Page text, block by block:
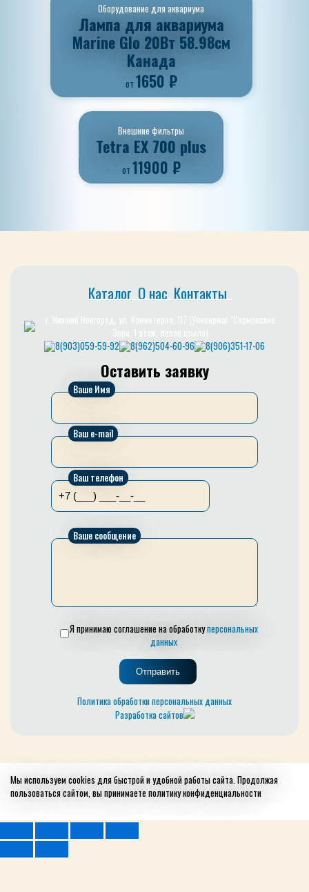
Оборудование для аквариума
Лампа для аквариума
Marine Glo 20Вт 58.98см
Канада
от 1650 ₽
Внешние фильтры
Tetra EX 700 plus
от 11900 ₽
Каталог О нас Контакты
г. Нижний Новгород, ул. Коминтерна, 117 (Универмаг "Сормовские
Зори, 1 этаж, левое крыло)
8(903)059-59-92
8(962)504-60-96 8(906)351-17-06
Оставить заявку
Ваше Имя
Ваш e-mail
Ваш телефон
Ваше сообщение
Я принимаю соглашение на обработкуперсональных
данных
Политика обработки персональных данных
Разработка сайтов
Мы используем cookies для быстрой и удобной работы сайта. Продолжая
пользоваться сайтом, вы принимаете политику конфиденциальности